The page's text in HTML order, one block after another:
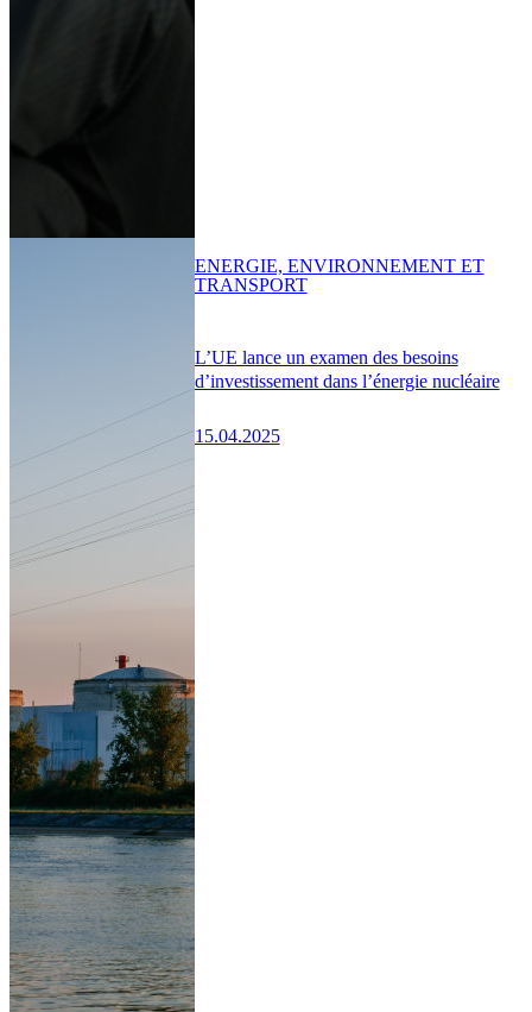
L’UE lance un examen des besoins
d’investissement dans l’énergie nucléaire
15.04.2025
ENERGIE, ENVIRONNEMENT ET
TRANSPORT